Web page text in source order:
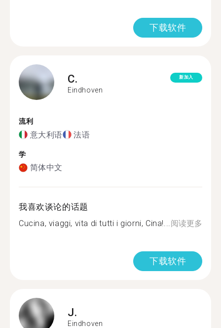
下载软件
C.
Eindhoven
新加入
流利
意大利语 法语
学
简体中文
我喜欢谈论的话题
Cucina, viaggi, vita di tutti i giorni, Cina!...阅读更多
下载软件
J.
Eindhoven